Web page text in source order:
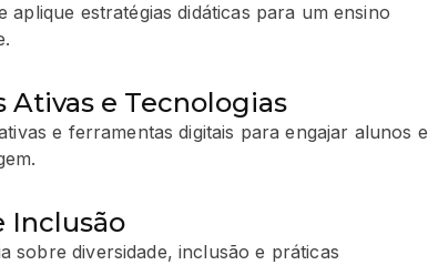
aplique estratégias didáticas para um ensino
Ativas e Tecnologias
e ferramentas digitais para engajar alunos e
Inclusão
sobre diversidade, inclusão e práticas